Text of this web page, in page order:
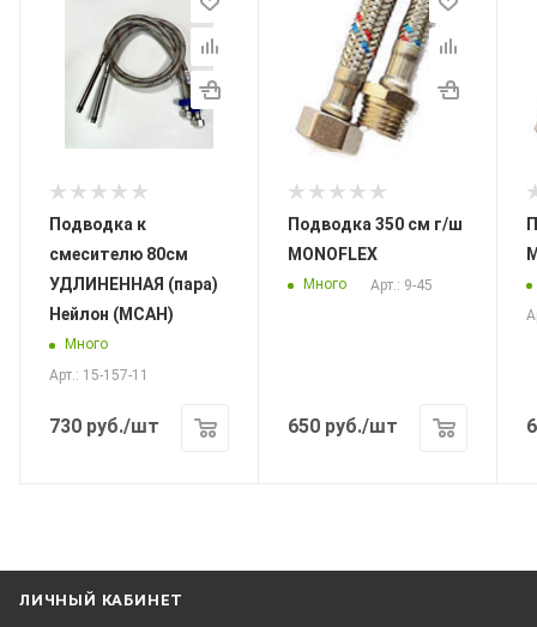
Подводка к
смесителю 80см
УДЛИНЕННАЯ (пара)
Нейлон (МСАН)
Много
Арт.: 15-157-11
730 руб./шт
Подводка 350 см г/ш
MONOFLEX
Много Арт.: 9-45
650 руб./шт
ЛИЧНЫЙ КАБИНЕТ